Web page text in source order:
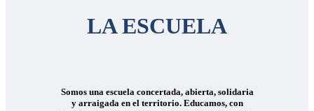
LA ESCUELA
Somos una escuela concertada, abierta, solidaria
y arraigada en el territorio. Educamos, con